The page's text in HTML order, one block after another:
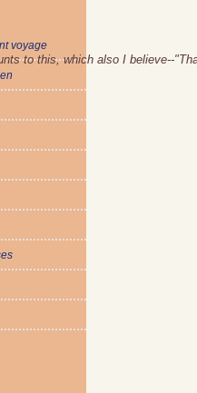
to this, which also I believe--
voyage